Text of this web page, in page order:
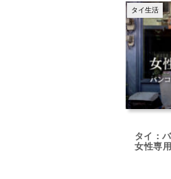
タイ生活
タイ：
女性専